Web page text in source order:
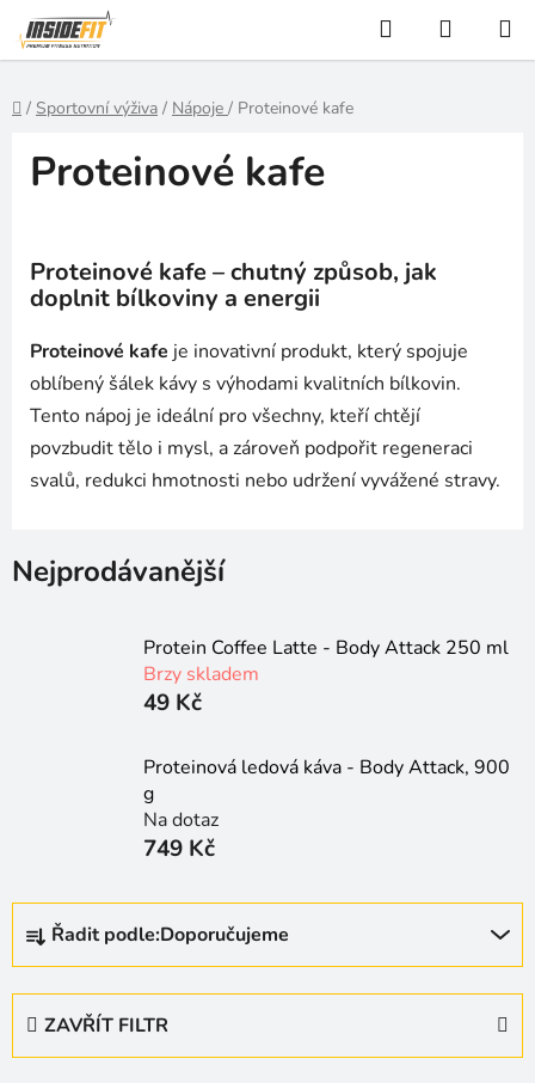
Přejít
na
obsah
Hledat
KOŠÍK
Domů
/ Sportovní výživa / Nápoje / Proteinové kafe
Proteinové kafe
Proteinové kafe – chutný způsob, jak
doplnit bílkoviny a energii
Proteinové kafe je inovativní produkt, který spojuje
oblíbený šálek kávy s výhodami kvalitních bílkovin.
Tento nápoj je ideální pro všechny, kteří chtějí
povzbudit tělo i mysl, a zároveň podpořit regeneraci
svalů, redukci hmotnosti nebo udržení vyvážené stravy.
Nejprodávanější
Protein Coffee Latte - Body Attack 250 ml
Brzy skladem
49 Kč
Proteinová ledová káva - Body Attack, 900
g
Na dotaz
749 Kč
Ř
z
Řadit podle:Doporučujeme
ZAVŘÍT FILTR